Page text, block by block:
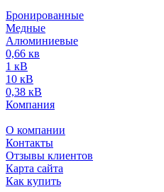
Бронированные
Медные
Алюминиевые
0,66 кв
1 кВ
10 кВ
0,38 кВ
Компания
О компании
Контакты
Отзывы клиентов
Карта сайта
Как купить